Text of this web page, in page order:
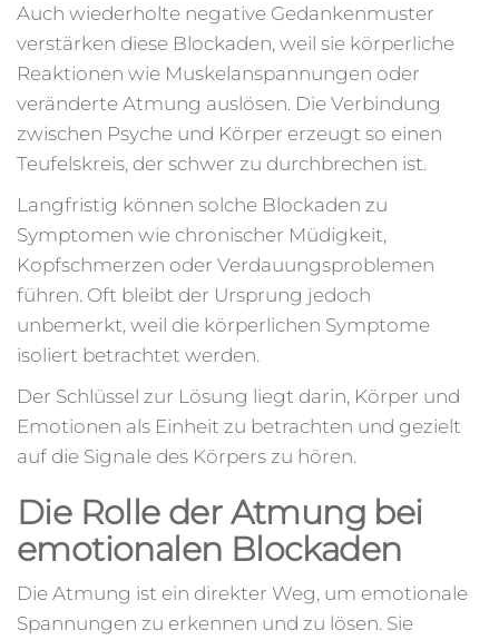
Auch wiederholte negative Gedankenmuster
verstärken diese Blockaden, weil sie körperliche
Reaktionen wie Muskelanspannungen oder
veränderte Atmung auslösen. Die Verbindung
zwischen Psyche und Körper erzeugt so einen
Teufelskreis, der schwer zu durchbrechen ist.
Langfristig können solche Blockaden zu
Symptomen wie chronischer Müdigkeit,
Kopfschmerzen oder Verdauungsproblemen
führen. Oft bleibt der Ursprung jedoch
unbemerkt, weil die körperlichen Symptome
isoliert betrachtet werden.
Der Schlüssel zur Lösung liegt darin, Körper und
Emotionen als Einheit zu betrachten und gezielt
auf die Signale des Körpers zu hören.
Die Rolle der Atmung bei
emotionalen Blockaden
Die Atmung ist ein direkter Weg, um emotionale
Spannungen zu erkennen und zu lösen. Sie